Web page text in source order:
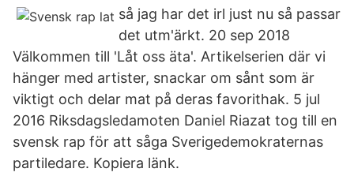
så jag har det irl just nu så passar
det utm'ärkt. 20 sep 2018
Välkommen till 'Låt oss äta'. Artikelserien där vi
hänger med artister, snackar om sånt som är
viktigt och delar mat på deras favorithak. 5 jul
2016 Riksdagsledamoten Daniel Riazat tog till en
svensk rap för att såga Sverigedemokraternas
partiledare. Kopiera länk.